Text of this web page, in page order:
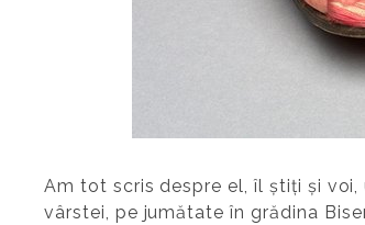
Am tot scris despre el, îl știți și
vârstei, pe jumătate în grădina